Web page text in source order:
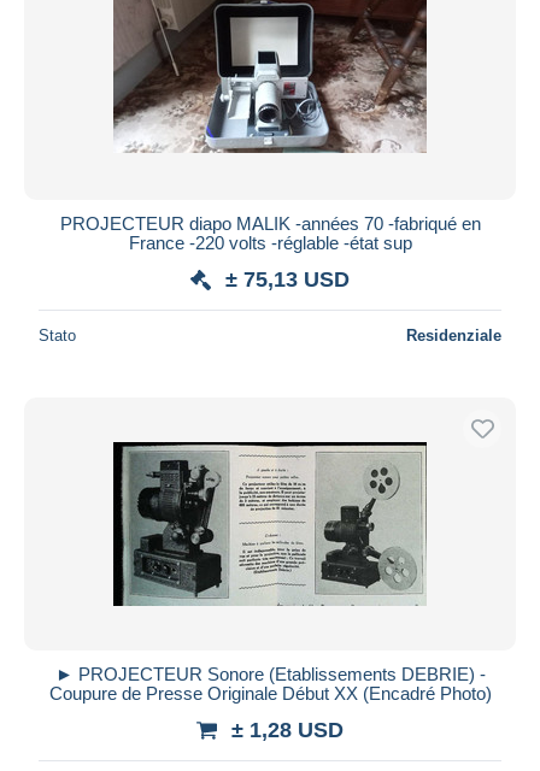
PROJECTEUR diapo MALIK -années 70 -fabriqué en
France -220 volts -réglable -état sup
± 75,13 USD
Stato Residenziale
► PROJECTEUR Sonore (Etablissements DEBRIE) -
Coupure de Presse Originale Début XX (Encadré Photo)
± 1,28 USD